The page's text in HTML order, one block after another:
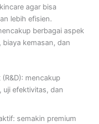
agar bisa
lebih efisien.
berbagai aspek
kemasan, dan
mencakup
uji efektivitas, dan
semakin premium